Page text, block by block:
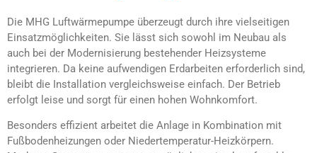
Die MHG Luftwärmepumpe überzeugt durch ihre vielseitigen
Einsatzmöglichkeiten. Sie lässt sich sowohl im Neubau als
auch bei der Modernisierung bestehender Heizsysteme
integrieren. Da keine aufwendigen Erdarbeiten erforderlich sind,
bleibt die Installation vergleichsweise einfach. Der Betrieb
erfolgt leise und sorgt für einen hohen Wohnkomfort.
Besonders effizient arbeitet die Anlage in Kombination mit
Fußbodenheizungen oder Niedertemperatur-Heizkörpern.